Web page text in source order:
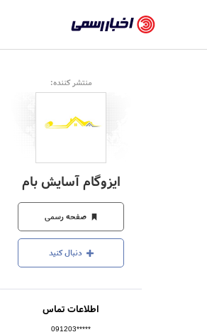
رسمی
-
اخبار
تایید
شرکت‌ها،
سازمان‌ها
و
روابط
عمومی‌ها
منتشر کننده:
ایزوگام آسایش بام
صفحه رسمی
دنبال کنید
اطلاعات تماس
091203*****